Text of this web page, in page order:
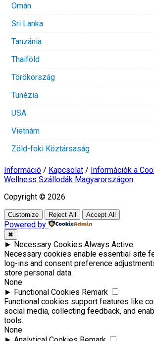
Omán
Sri Lanka
Tanzánia
Thaiföld
Törökország
Tunézia
USA
Vietnám
Zöld-foki Köztársaság
Információ / Kapcsolat / Információk a
Wellness Szállodák Magyarországon
Copyright © 2026
Customize Reject All Accept All
Powered by
✖
► Necessary Cookies Always Active
Necessary cookies enable essential site
log-ins and consent preference
store personal data.
None
► Functional Cookies Remark
Functional cookies support features like
social media, collecting feedback, and
tools.
None